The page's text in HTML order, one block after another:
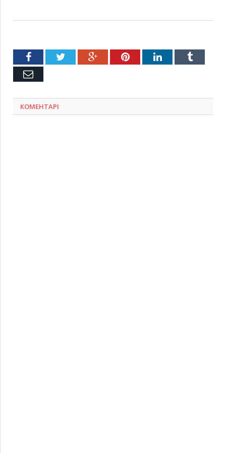
FacebookTwitter Google+PinterestLinkedInTumblr
Емейл
КОМЕНТАРІ